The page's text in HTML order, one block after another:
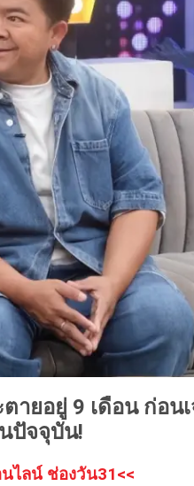
ายอยู่ 9 เดือน ก่อ
ปัจจุบัน!
ไลน์ ช่องวัน31<<